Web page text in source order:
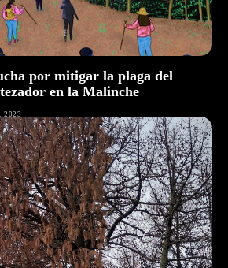
por mitigar la plaga del
en la Malinche
2023